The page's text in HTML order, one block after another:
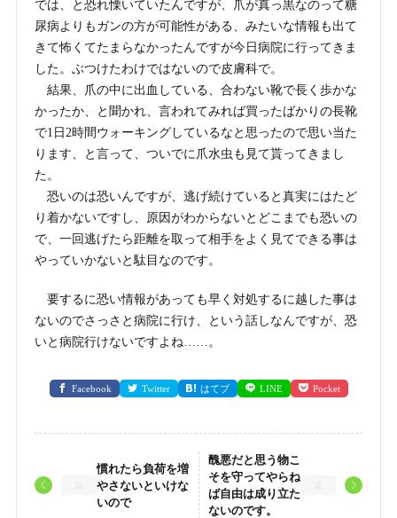
では、と恐れ慄いていたんですが、爪が真っ黒なのって糖
尿病よりもガンの方が可能性がある、みたいな情報も出て
きて怖くてたまらなかったんですが今日病院に行ってきま
した。ぶつけたわけではないので皮膚科で。
結果、爪の中に出血している、合わない靴で長く歩かな
かったか、と聞かれ、言われてみれば買ったばかりの長靴
で1日2時間ウォーキングしているなと思ったので思い当た
ります、と言って、ついでに爪水虫も見て貰ってきまし
た。
恐いのは恐いんですが、逃げ続けていると真実にはたど
り着かないですし、原因がわからないとどこまでも恐いの
で、一回逃げたら距離を取って相手をよく見てできる事は
やっていかないと駄目なのです。
要するに恐い情報があっても早く対処するに越した事は
ないのでさっさと病院に行け、という話しなんですが、恐
いと病院行けないですよね……。
Facebook Twitter はてブ LINE Pocket
慣れたら負荷を増
やさないといけな
いので
醜悪だと思う物こ
そを守ってやらね
ば自由は成り立た
ないのです。